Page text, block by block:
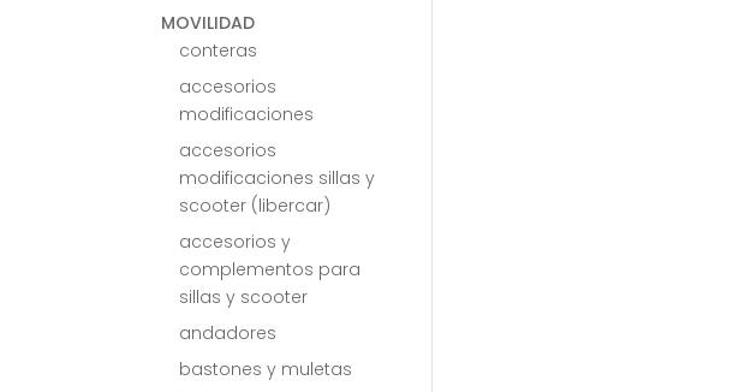
MOVILIDAD
conteras
accesorios
modificaciones
accesorios
modificaciones sillas y
scooter (libercar)
accesorios y
complementos para
sillas y scooter
andadores
bastones y muletas